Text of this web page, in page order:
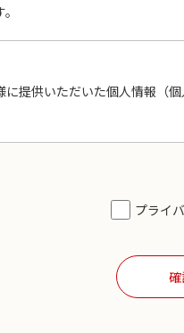
提供いただいた個人情報（
際には、利用目的を明確に致
せん。 正当な理由がある場合
プライ